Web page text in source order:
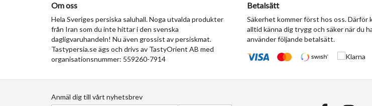
Om oss
Hela Sveriges persiska saluhall. Noga utvalda produkter
från Iran som du inte hittar i den svenska
dagligvaruhandeln! Nu även grossist av persiskmat.
Tastypersia.se ägs och drivs av TastyOrient AB med
organisationsnummer: 559260-7914
Betalsätt
Säkerhet kommer först hos oss. Därför
alltid känna dig trygg och säker när du
använder följande betalsätt.
Anmäl dig till vårt nyhetsbrev